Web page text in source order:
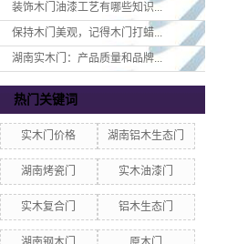
装饰木门油漆工艺有哪些知识...
保持木门美观，记得木门打蜡...
湖南实木门：产品质量和品牌...
热门关键词
实木门价格 湖南铝木生态门
湖南烤瓷门 实木油漆门
实木复合门 铝木生态门